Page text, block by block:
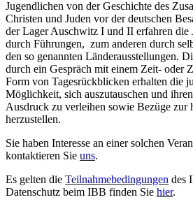
Jugendlichen von der Geschichte des
Christen und Juden vor der deutschen
der Lager Auschwitz I und II erfahren die
durch Führungen, zum anderen durch
den so genannten Länderausstellungen.
durch ein Gespräch mit einem Zeit- oder
Form von Tagesrückblicken erhalten die
Möglichkeit, sich auszutauschen und
Ausdruck zu verleihen sowie Bezüge zur
herzustellen.
Sie haben Interesse an einer solchen
kontaktieren Sie uns.
Es gelten die Teilnahmebedingungen des
Datenschutz beim IBB finden Sie hier.